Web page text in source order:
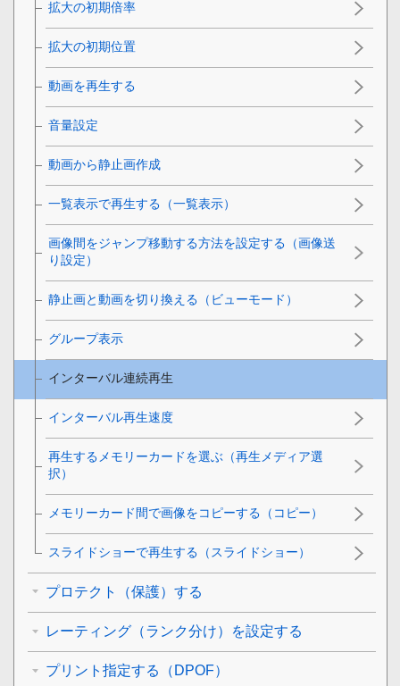
拡大の初期倍率
拡大の初期位置
動画を再生する
音量設定
動画から静止画作成
一覧表示で再生する（一覧表示）
画像間をジャンプ移動する方法を設定する（画像送
り設定）
静止画と動画を切り換える（ ビューモード ）
グループ表示
インターバル連続再生
インターバル再生速度
再生するメモリーカードを選ぶ（再生メディア選
択）
メモリーカード間で画像をコピーする（ コピー）
スライドショーで再生する（ スライドショー）
プロテクト（保護）する
レーティング（ランク分け）を設定する
プリント指定する（DPOF）